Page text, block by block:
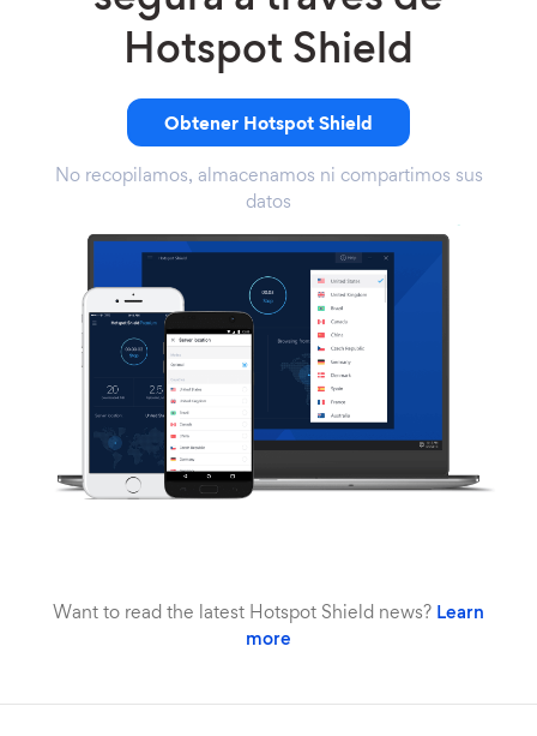
Hotspot Shield
Obtener Hotspot Shield
No recopilamos, almacenamos ni compartimos sus
datos
Want to read the latest Hotspot Shield news? Learn
more